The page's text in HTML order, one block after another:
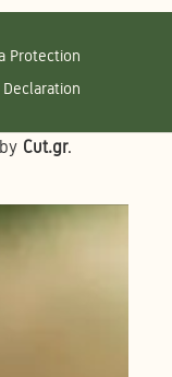
Protection
Cut.gr.